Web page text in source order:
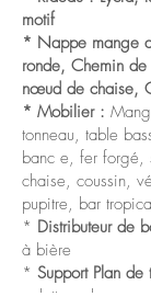
motif
* Nappe mange
ronde, Chemin
nœud de chaise,
* Mobilier :
tonneau, table
banc e, fer forgé,
chaise, coussin,
pupitre, bar
* Distributeur de
à bière
* Support Plan
palette, arbre,